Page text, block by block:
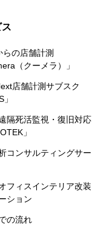
らの店舗計測
（クーメラ）」
店舗計測サブスク
」
隔死活監視・復旧対応
」
コンサルティングサー
フィスインテリア改装
ション
の流れ